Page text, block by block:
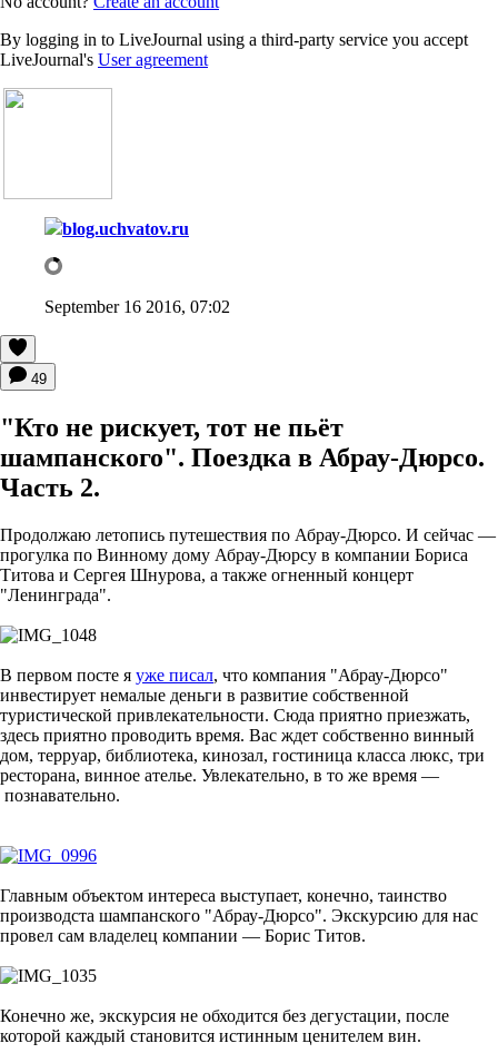
By logging in to LiveJournal using a third-party service you accept
LiveJournal's User agreement
blog.uchvatov.ru
September 16 2016, 07:02
49
"Кто не рискует, тот не пьёт
шампанского". Поездка в Абрау-Дюрсо.
Часть 2.
Продолжаю летопись путешествия по Абрау-Дюрсо. И сейчас —
прогулка по Винному дому Абрау-Дюрсу в компании Бориса
Титова и Сергея Шнурова, а также огненный концерт
"Ленинграда".
В первом посте я уже писал, что компания "Абрау-Дюрсо"
инвестирует немалые деньги в развитие собственной
туристической привлекательности. Сюда приятно приезжать,
здесь приятно проводить время. Вас ждет собственно винный
дом, терруар, библиотека, кинозал, гостиница класса люкс, три
ресторана, винное ателье. Увлекательно, в то же время —
познавательно.
Главным объектом интереса выступает, конечно, таинство
производста шампанского "Абрау-Дюрсо". Экскурсию для нас
провел сам владелец компании — Борис Титов.
Конечно же, экскурсия не обходится без дегустации, после
которой каждый становится истинным ценителем вин.